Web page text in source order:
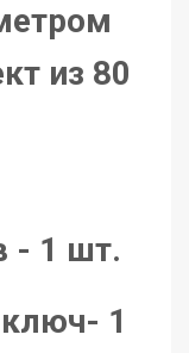
из 80
- 1 шт.
1